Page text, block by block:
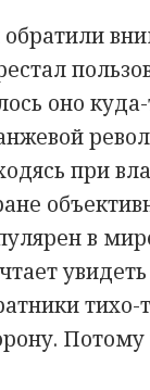
оно
при
в